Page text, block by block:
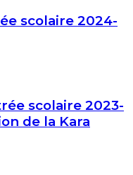
scolaire 2024-
scolaire 2023-
de la Kara